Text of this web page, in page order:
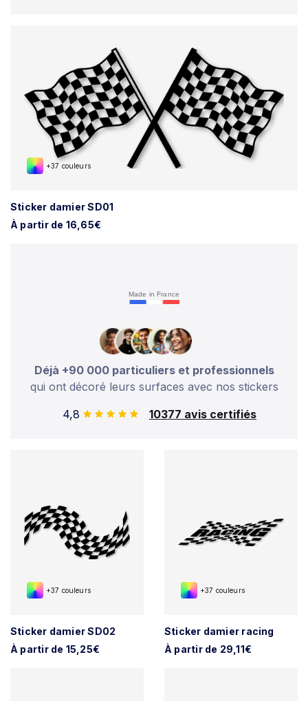
+37 couleurs
Sticker damier SD01
À partir de 16,65€
Made in France
Déjà +90 000 particuliers et professionnels
qui ont décoré leurs surfaces avec nos stickers
4,8
10377 avis certifiés
+37 couleurs
Sticker damier SD02
À partir de 15,25€
+37 couleurs
Sticker damier racing
À partir de 29,11€